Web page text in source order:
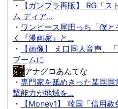
・
【ガンプラ再販】 RG「
ム ディア...
・ ワンピース尾田っち「僕
く『漫画家』と...
・
【画像】 え口同人音声、
ブームに
アナグロあんてな
・ 専門家を舐めきった某国
撃能力が地域を...
・
【Money1】 韓国「信用